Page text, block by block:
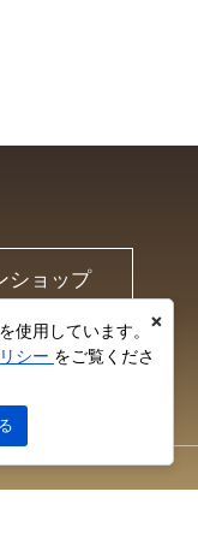
ショップ
使用しています。
シー をご覧くださ
×